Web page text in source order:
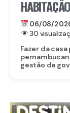
FAMÍLIAS
06/08/
30
Fazer da
gestão da